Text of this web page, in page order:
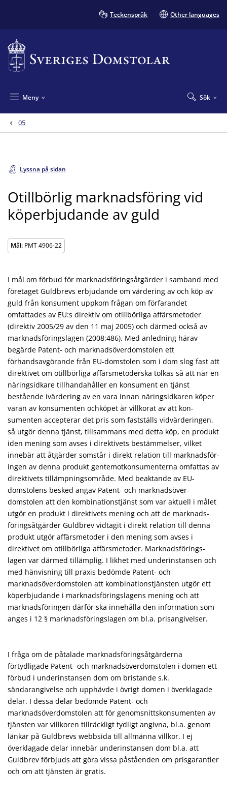
Teckenspråk Other languages
Sök
Meny
05
Lyssna på sidan
Otillbörlig marknadsföring vid
köperbjudande av guld
Mål: PMT 4906-22
I mål om förbud för marknadsföringsåtgärder i samband med
företaget Guldbrevs erbjudande om värdering av och köp av
guld från konsument uppkom frågan om förfarandet
omfattades av EU:s direktiv om otillbörliga affärsmetoder
(direktiv 2005/29 av den 11 maj 2005) och därmed också av
marknadsföringslagen (2008:486). Med anledning härav
begärde Patent- och marknadsöverdomstolen ett
förhandsavgörande från EU-domstolen som i dom slog fast att
direktivet om otillbörliga affärs­metoderska tolkas så att när en
närings­­id­kare till­handahåller en konsument en tjänst
bestående ivärdering av en vara innan närings­id­karen köper
varan av konsumenten ochköpet är villkorat av att kon­
sumenten accep­t­erar det pris som fastställs vidvärderingen,
så utgör denna tjänst, till­sammans med detta köp, en produkt
iden mening som avses i direktivets bestämmel­ser, vilket
inne­bär att åtgärder somstår i direkt relation till marknadsför­
ingen av denna produkt gent­emotkonsumenterna omfattas av
direktivets tillämpnings­område. Med beaktande av EU-
domstolens besked angav Patent- och mark­nads­­över­
domstolen att den kombinationstjänst som var aktuell i målet
utgör en produkt i direktivets mening och att de mark­nads­
föringsåtgärder Guld­brev vidtagit i direkt relation till denna
pro­dukt utgör affärsmetoder i den mening som avses i
direktivet om otillbörliga affärs­metoder. Marknadsförings­
lagen var därmed til­lämplig. I likhet med underinstansen och
med hänvisning till praxis bedömde Patent- och
marknadsöverdomstolen att kom­bi­nationstjänsten utgör ett
köperbjudande i marknads­föringslagens mening och att
marknadsföringen därför ska innehålla den information som
anges i 12 § marknadsföringslagen om bl.a. prisangivel­ser.
I fråga om de påtalade marknadsföringsåtgärderna
förtydligade Patent- och marknadsöver­domstolen i domen ett
förbud i underinstansen dom om bristande s.k.
sändarangivelse och upphävde i övrigt domen i överklagade
delar. I dessa delar bedömde Patent- och
marknadsöverdomstolen att för genomsnittskonsumenten av
tjänsten var villkoren tillräckligt tydligt angivna, bl.a. genom
länkar på Guldbrevs webbsida till allmänna villkor. I ej
överklagade delar innebär underinstansen dom bl.a. att
Guldbrev förbjuds att göra vissa påståenden om prisgarantier
och om att tjänsten är gratis.